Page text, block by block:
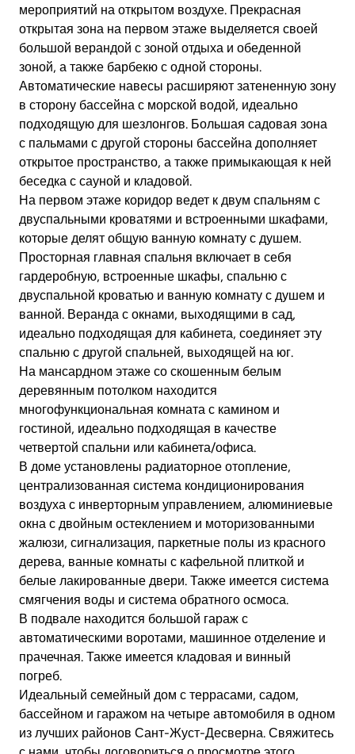
мероприятий на открытом воздухе. Прекрасная
открытая зона на первом этаже выделяется своей
большой верандой с зоной отдыха и обеденной
зоной, а также барбекю с одной стороны.
Автоматические навесы расширяют затененную зону
в сторону бассейна с морской водой, идеально
подходящую для шезлонгов. Большая садовая зона
с пальмами с другой стороны бассейна дополняет
открытое пространство, а также примыкающая к ней
беседка с сауной и кладовой.
На первом этаже коридор ведет к двум спальням с
двуспальными кроватями и встроенными шкафами,
которые делят общую ванную комнату с душем.
Просторная главная спальня включает в себя
гардеробную, встроенные шкафы, спальню с
двуспальной кроватью и ванную комнату с душем и
ванной. Веранда с окнами, выходящими в сад,
идеально подходящая для кабинета, соединяет эту
спальню с другой спальней, выходящей на юг.
На мансардном этаже со скошенным белым
деревянным потолком находится
многофункциональная комната с камином и
гостиной, идеально подходящая в качестве
четвертой спальни или кабинета/офиса.
В доме установлены радиаторное отопление,
централизованная система кондиционирования
воздуха с инверторным управлением, алюминиевые
окна с двойным остеклением и моторизованными
жалюзи, сигнализация, паркетные полы из красного
дерева, ванные комнаты с кафельной плиткой и
белые лакированные двери. Также имеется система
смягчения воды и система обратного осмоса.
В подвале находится большой гараж с
автоматическими воротами, машинное отделение и
прачечная. Также имеется кладовая и винный
погреб.
Идеальный семейный дом с террасами, садом,
бассейном и гаражом на четыре автомобиля в одном
из лучших районов Сант-Жуст-Десверна. Свяжитесь